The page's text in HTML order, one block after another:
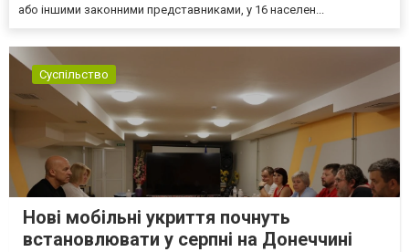
або іншими законними представниками, у 16 населен...
Суспільство
Нові мобільні укриття почнуть
встановлювати у серпні на Донеччині